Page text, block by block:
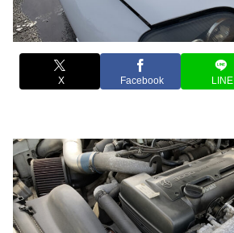
X Facebook LINE